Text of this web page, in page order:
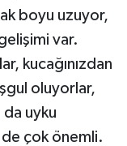
boyu uzuyor,
var.
kucağınızdan
oluyorlar,
da uyku
de çok önemli.